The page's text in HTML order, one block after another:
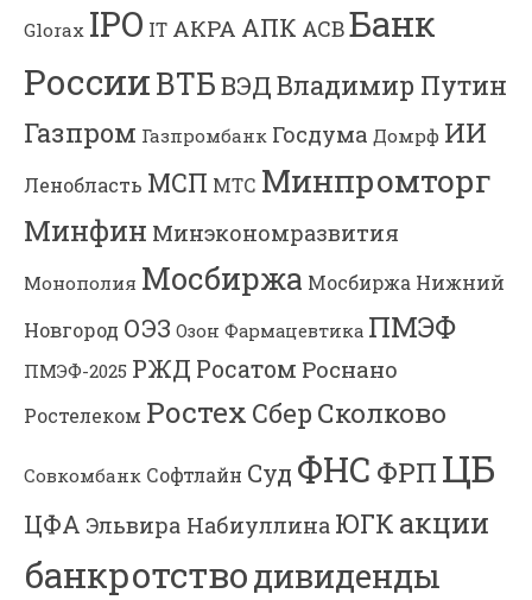
Glorax IPO IT АКРА АПК АСВБанк
РоссииВТБВЭДВладимир Путин
Газпром Газпромбанк Госдума Домрф ИИ
Ленобласть МСП МТС Минпромторг
Минфин Минэкономразвития
Монополия Мосбиржа Мосбиржа Нижний
Новгород ОЭЗ Озон Фармацевтика ПМЭФ
ПМЭФ-2025 РЖД Росатом Роснано
Ростелеком Ростех Сбер Сколково
Совкомбанк Софтлайн Суд ФНС ФРП ЦБ
ЦФА Эльвира Набиуллина ЮГК акции
банкротстводивиденды